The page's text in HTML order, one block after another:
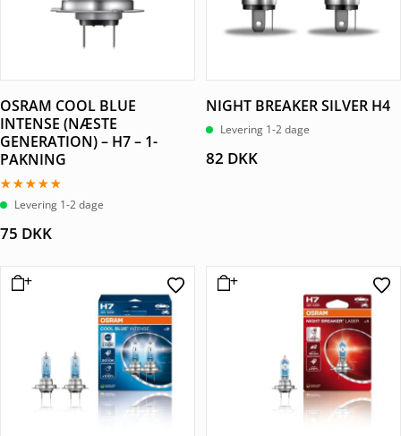
OSRAM COOL BLUE
INTENSE (NÆSTE
GENERATION) – H7 – 1-
PAKNING
Vurderet
5.00Levering 1-2 dage
75 DKK
NIGHT BREAKER SILVER H4
Levering 1-2 dage
82 DKK